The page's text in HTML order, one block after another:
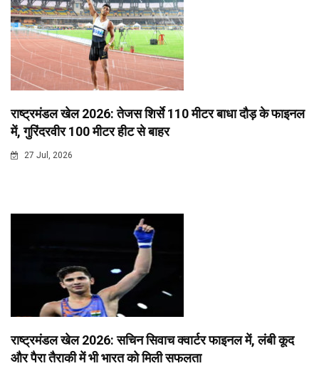
राष्ट्रमंडल खेल 2026: तेजस शिर्से 110 मीटर बाधा दौड़ के फाइनल
में, गुरिंदरवीर 100 मीटर हीट से बाहर
27 Jul, 2026
राष्ट्रमंडल खेल 2026: सचिन सिवाच क्वार्टर फाइनल में, लंबी कूद
और पैरा तैराकी में भी भारत को मिली सफलता